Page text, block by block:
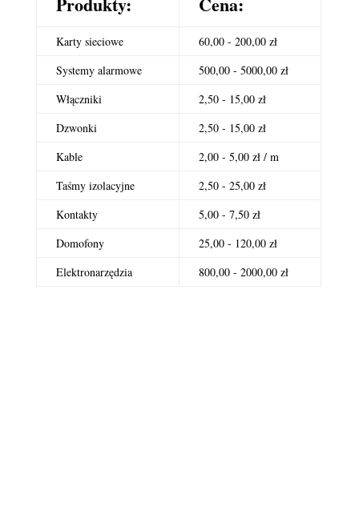
Karty sieciowe
60,00 - 200,00 zł
Systemy alarmowe
500,00 - 5000,00 zł
Włączniki
2,50 - 15,00 zł
Dzwonki
2,50 - 15,00 zł
Kable
2,00 - 5,00 zł / m
Taśmy izolacyjne
2,50 - 25,00 zł
Kontakty
5,00 - 7,50 zł
Domofony
25,00 - 120,00 zł
Elektronarzędzia
800,00 - 2000,00 zł